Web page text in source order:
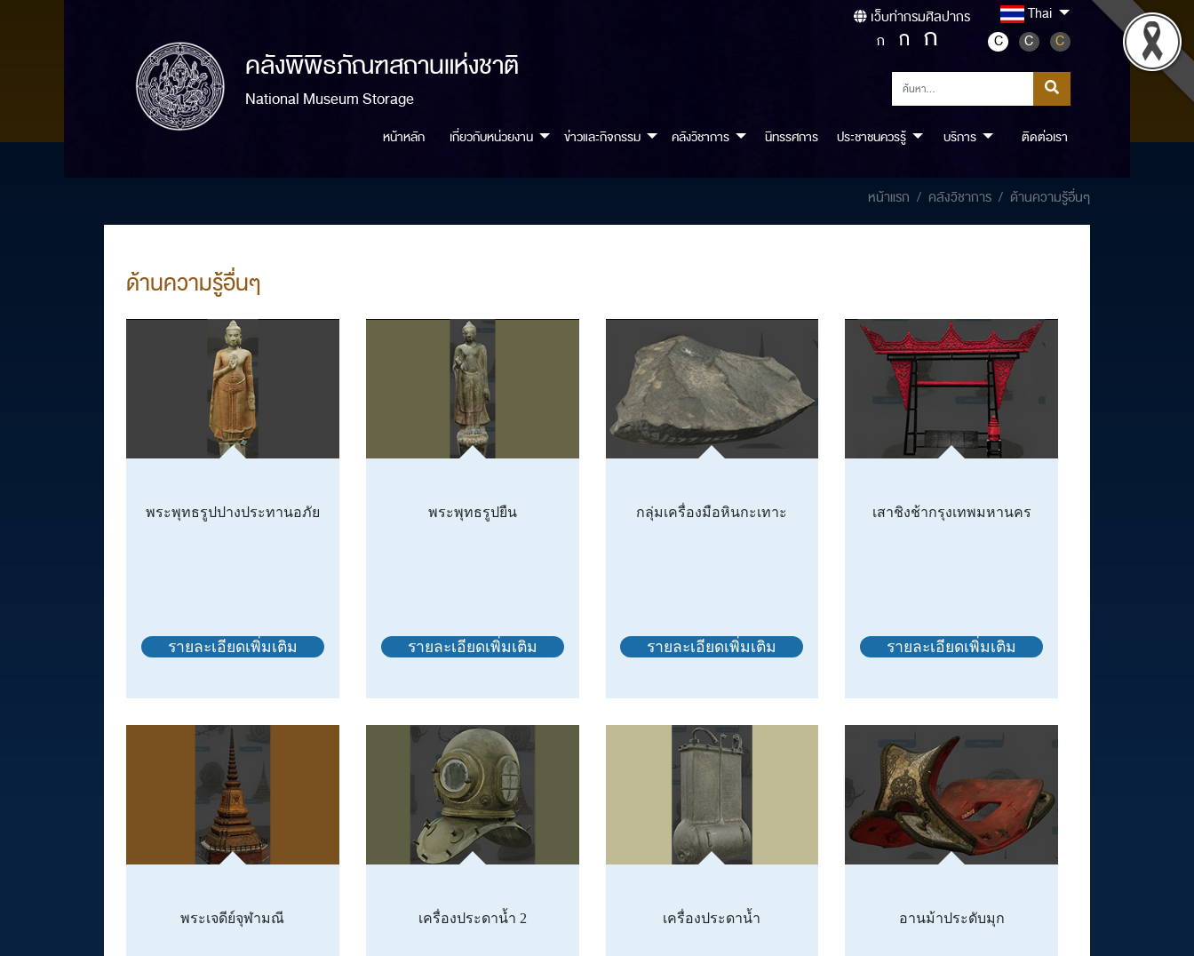
คลังพิพิธภัณฑสถานแห่งชาติ
National Museum Storage
เว็บท่ากรมศิลปากร
Thai
ก
ก ก C C C
หน้าหลัก เกี่ยวกับหน่วยงาน ข่าวและกิจกรรม คลังวิชาการ นิทรรศการ ประชาชนควรรู้ บริการ ติดต่อเรา
หน้าแรก คลังวิชาการ ด้านความรู้อื่นๆ
ด้านความรู้อื่นๆ
พระพุทธรูปปางประทานอภัย
รายละเอียดเพิ่มเติม
พระพุทธรูปยืน
รายละเอียดเพิ่มเติม
กลุ่มเครื่องมือหินกะเทาะ
รายละเอียดเพิ่มเติม
เสาชิงช้ากรุงเทพมหานคร
รายละเอียดเพิ่มเติม
พระเจดีย์จุฬามณี เครื่องประดาน้ำ 2 เครื่องประดาน้ำ อานม้าประดับมุก